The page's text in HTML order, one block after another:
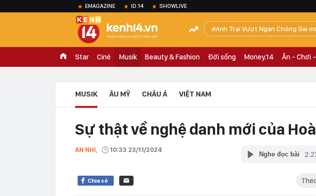
EMAGAZINE ID.14 SHOWLIVE
Anh Trai Vượt Ngàn Chông Gai
Star Ciné Musik Beauty & Fashion Đời sống Money.14 Ăn - Chơi
MUSIK ÂU MỸ CHÂU Á VIỆT NAM
Sự thật về nghệ danh mới của
AN NHI, 10:33 23/11/2024
Nghe đọc bài
Chia sẻ